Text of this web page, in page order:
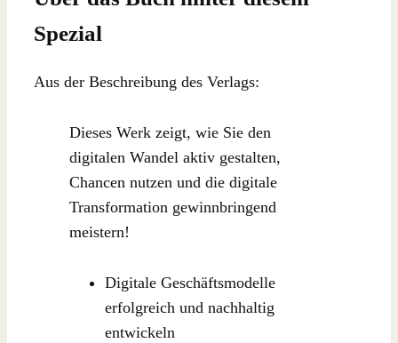
Spezial
Aus der Beschreibung des Verlags:
Dieses Werk zeigt, wie Sie den
digitalen Wandel aktiv gestalten,
Chancen nutzen und die digitale
Transformation gewinnbringend
meistern!
Digitale Geschäftsmodelle
erfolgreich und nachhaltig
entwickeln